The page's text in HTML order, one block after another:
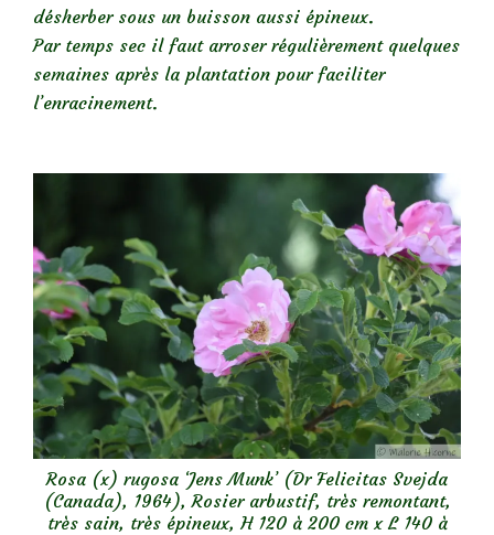
désherber sous un buisson aussi épineux.
Par temps sec il faut arroser régulièrement quelques
semaines après la plantation pour faciliter
l’enracinement.
Rosa (x) rugosa ‘Jens Munk’ (Dr Felicitas Svejda
(Canada), 1964), Rosier arbustif, très remontant,
très sain, très épineux, H 120 à 200 cm x L 140 à